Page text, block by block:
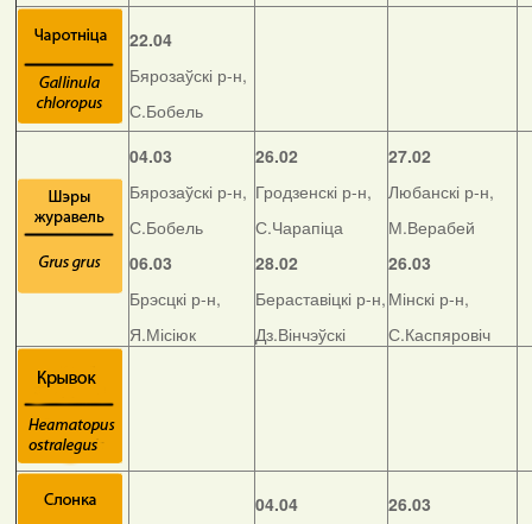
22.04
Бярозаўскі р-н,
С.Бобель
04.03
Бярозаўскі р-н,
С.Бобель
06.03
Брэсцкі р-н,
Я.Місіюк
26.02
Гродзенскі р-н,
С.Чарапіца
28.02
Бераставіцкі р-н,
Дз.Вінчэўскі
27.02
Любанскі р-н,
М.Верабей
26.03
Мінскі р-н,
С.Каспяровіч
04.04
26.03